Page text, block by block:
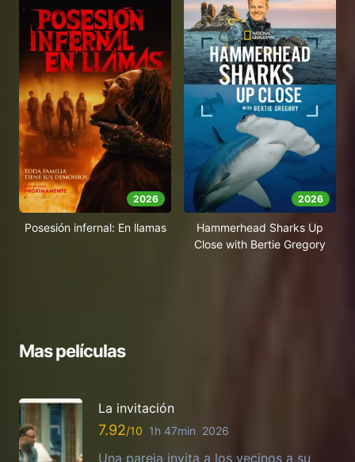
2026
Posesión infernal: En llamas
2026
Hammerhead Sharks Up
Close with Bertie Gregory
Mas películas
La invitación
7.92 1h 47min 2026
Una pareja invita a los vecinos a su